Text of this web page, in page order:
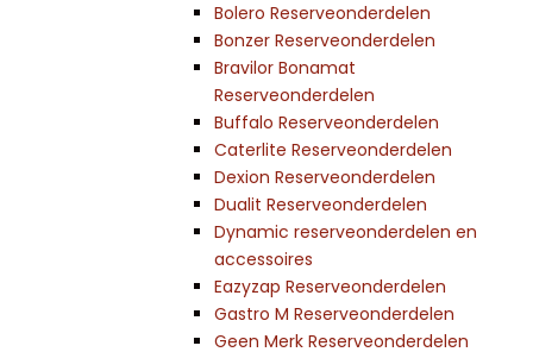
Bolero Reserveonderdelen
Bonzer Reserveonderdelen
Bravilor Bonamat
Reserveonderdelen
Buffalo Reserveonderdelen
Caterlite Reserveonderdelen
Dexion Reserveonderdelen
Dualit Reserveonderdelen
Dynamic reserveonderdelen en
accessoires
Eazyzap Reserveonderdelen
Gastro M Reserveonderdelen
Geen Merk Reserveonderdelen